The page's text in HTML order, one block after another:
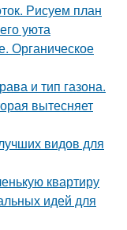
Рисуем план
уюта
Органическое
и тип газона.
вытесняет
видов для
квартиру
идей для